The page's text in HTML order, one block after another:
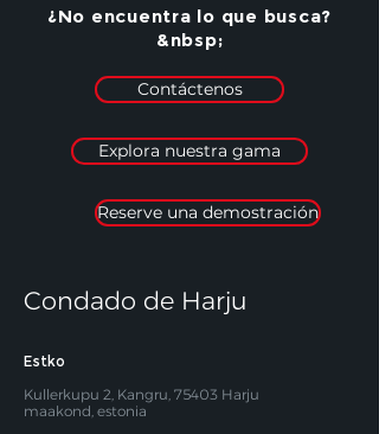
¿No encuentra lo que busca?
&nbsp;
Contáctenos
Explora nuestra gama
Reserve una demostración
Condado de Harju
Estko
Kullerkupu 2, Kangru, 75403 Harju
maakond, estonia